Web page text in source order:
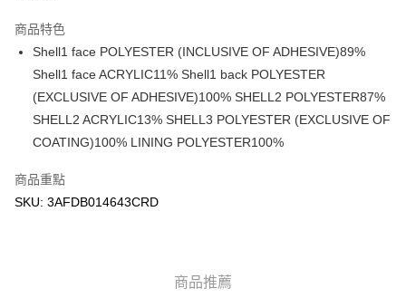
AlipayHK
WeChat Pay
送貨方式
每筆HK$50.00，滿HK$499.00或以上免運費
商品特色
Shell1 face POLYESTER (INCLUSIVE OF ADHESIVE)89%
Shell1 face ACRYLIC11% Shell1 back POLYESTER
(EXCLUSIVE OF ADHESIVE)100% SHELL2 POLYESTER87%
SHELL2 ACRYLIC13% SHELL3 POLYESTER (EXCLUSIVE OF
COATING)100% LINING POLYESTER100%
商品重點
SKU: 3AFDB014643CRD
商品推薦